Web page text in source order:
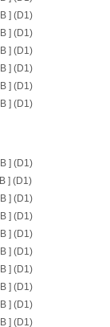
] (D1)
] (D1)
] (D1)
] (D1)
] (D1)
] (D1)
] (D1)
] (D1)
] (D1)
] (D1)
] (D1)
] (D1)
] (D1)
] (D1)
] (D1)
] (D1)